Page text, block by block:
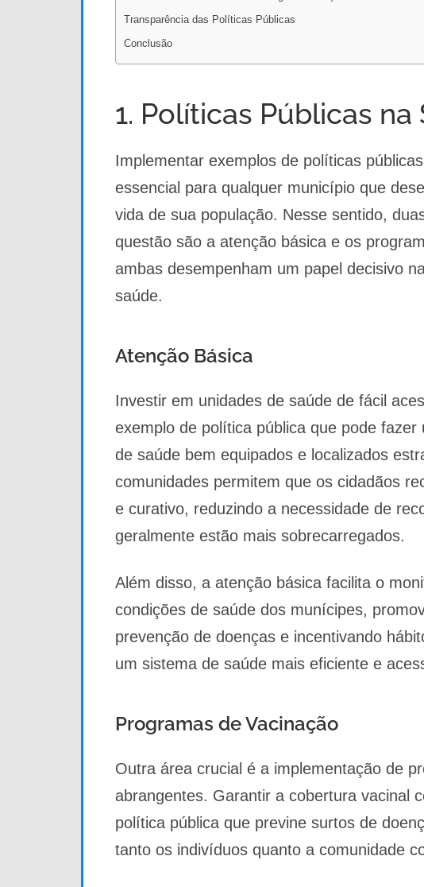
Transparência das Políticas Públicas
Conclusão
1. Políticas Públicas na
Implementar exemplos de políticas
essencial para qualquer município que
vida de sua população. Nesse sentido,
questão são a atenção básica e os
ambas desempenham um papel decisivo
saúde.
Atenção Básica
Investir em unidades de saúde de fácil
exemplo de política pública que pode
de saúde bem equipados e localizados
comunidades permitem que os cidadãos
e curativo, reduzindo a necessidade de
geralmente estão mais sobrecarregados.
Além disso, a atenção básica facilita o
condições de saúde dos munícipes,
prevenção de doenças e incentivando
um sistema de saúde mais eficiente e
Programas de Vacinação
Outra área crucial é a implementação de
abrangentes. Garantir a cobertura vacinal
política pública que previne surtos de
tanto os indivíduos quanto a comunidade